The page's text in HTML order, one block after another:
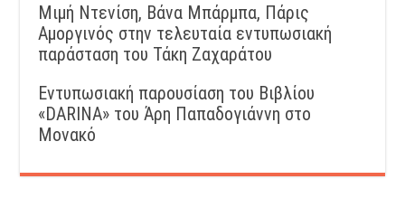
Μιμή Ντενίση, Βάνα Μπάρμπα, Πάρις
Αμοργινός στην τελευταία εντυπωσιακή
παράσταση του Τάκη Ζαχαράτου
Εντυπωσιακή παρουσίαση του Βιβλίου
«DARINA» του Άρη Παπαδογιάννη στο
Μονακό